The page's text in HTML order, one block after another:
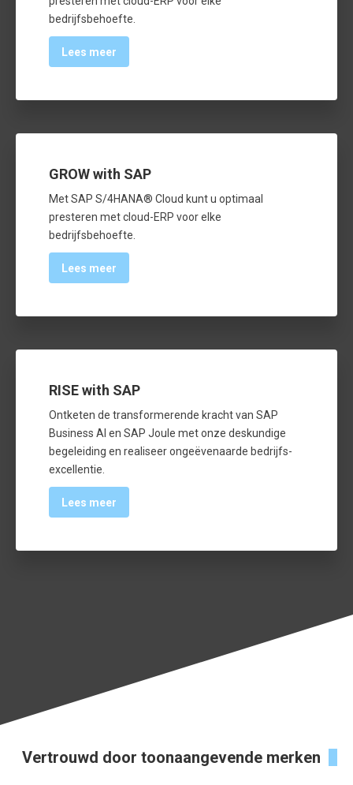
bedrijfsbehoefte.
Lees meer
GROW with SAP
Met SAP S/4HANA® Cloud kunt u optimaal
presteren met cloud-ERP voor elke
bedrijfsbehoefte.
Lees meer
RISE with SAP
Ontketen de transformerende kracht van SAP
Business AI en SAP Joule met onze deskundige
begeleiding en realiseer ongeëvenaarde bedrijfs­
excellentie.
Lees meer
Vertrouwd door toonaangevende merken